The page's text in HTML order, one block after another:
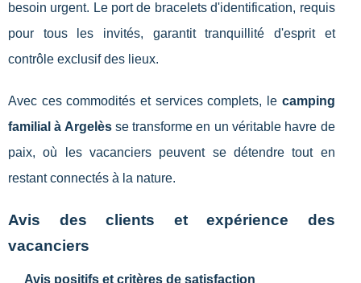
besoin urgent. Le port de bracelets d'identification, requis
pour tous les invités, garantit tranquillité d'esprit et
contrôle exclusif des lieux.
Avec ces commodités et services complets, le camping
familial à Argelèsse transforme en un véritable havre de
paix, où les vacanciers peuvent se détendre tout en
restant connectés à la nature.
Avis des clients et expérience des
vacanciers
Avis positifs et critères de satisfaction